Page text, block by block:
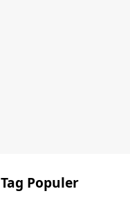
Tag Populer